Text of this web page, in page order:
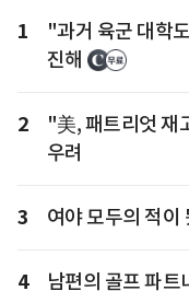
1
"과거 육군 대학
진해
2
"美, 패트리엇 재
우려
3 여야 모두의 적이
4 남편의 골프 파트